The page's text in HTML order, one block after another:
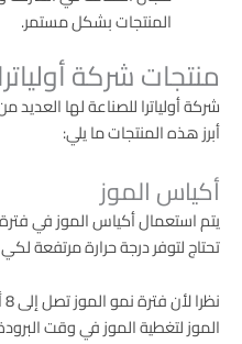
المنتجات بشكل مستمر.
منتجات شركة
شركة أولياترا للصناعة لها
أبرز هذه المنتجات ما يلي:
أكياس الموز
يتم استعمال أكياس الموز في
تحتاج لتوفر درجة حرارة مرتفعة
الموز لتغطية الموز في وقت